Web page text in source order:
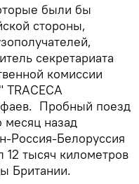
были бы
стороны,
секретариата
комиссии
Пробный поезд
назад
Россия-Белоруссия
тысяч километров
Британии.